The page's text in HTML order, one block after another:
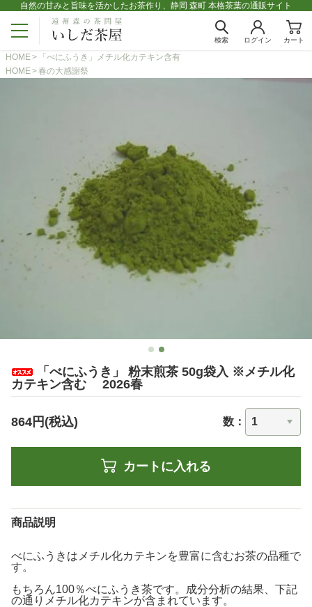
自然の甘みと旨味を活かしたお茶作り、静岡 森町 本格茶葉の通販サイト
検索 ログイン カート
HOME
「べにふうき」メチル化カテキン含有
HOME
春の大感謝祭
「べにふうき」 粉末煎茶 50g袋入 ※メチル化
カテキン含む 2026春
864円(税込) 数：
カートに入れる
商品説明
べにふうきはメチル化カテキンを豊富に含むお茶の品種で
す。
もちろん100％べにふうき茶です。成分分析の結果、下記
の通りメチル化カテキンが含まれています。